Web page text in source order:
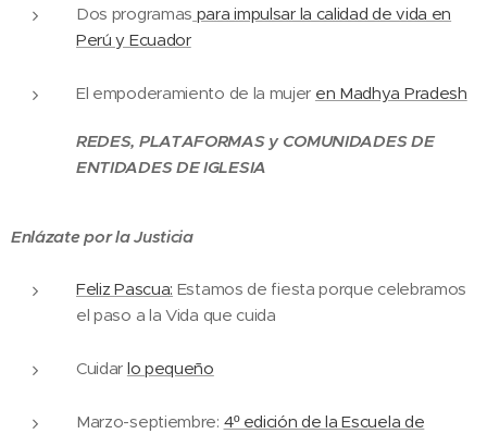
Dos programas para impulsar la calidad de vida en
Perú y Ecuador
El empoderamiento de la mujer en Madhya Pradesh
REDES, PLATAFORMAS y COMUNIDADES DE
ENTIDADES DE IGLESIA
Enlázate por la Justicia
Feliz Pascua: Estamos de fiesta porque celebramos
el paso a la Vida que cuida
Cuidar lo pequeño
Marzo-septiembre: 4º edición de la Escuela de